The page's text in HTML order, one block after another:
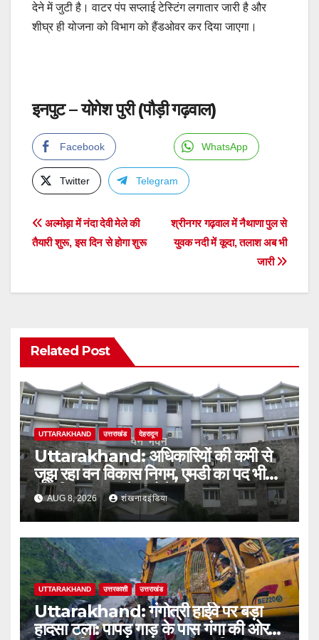
देने में जुटी है। वाटर पंप सप्लाई टेस्टिंग लगातार जारी है और
शीघ्र ही योजना को विभाग को हैंडओवर कर दिया जाएगा।
इनपुट – योगेश पुरी (पौड़ी गढ़वाल)
Facebook WhatsApp
Twitter Telegram
Post
navigation
श्रीनगर गढ़वाल में नैथाणा पुल से
युवक नदी में कूदा, तलाश अब भी
जारी
अल्मोड़ा में नंदा देवी मेले की
तैयारी शुरू, इस दिन से होगा शुरू
Related Post
UTTARAKHAND उत्तराखंड देहरादून
Uttarakhand: अधिकारियों की कमी से
जूझ रहा वन विकास निगम, एमडी का पद भी
अतिरिक्त प्रभार के भरोसे
AUG 8, 2026 शंखनादइंडिया
UTTARAKHAND उत्तरकाशी उत्तराखंड
Uttarakhand: गंगोत्री हाईवे पर बड़ा
हादसा टला: पापड़ गाड़ के पास गंगा की ओर